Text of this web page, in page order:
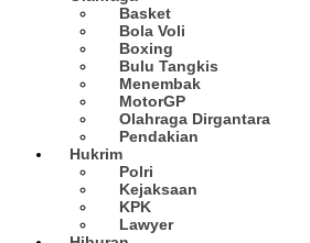
Basket
Bola Voli
Boxing
Bulu Tangkis
Menembak
MotorGP
Olahraga Dirgantara
Pendakian
Hukrim
Polri
Kejaksaan
KPK
Lawyer